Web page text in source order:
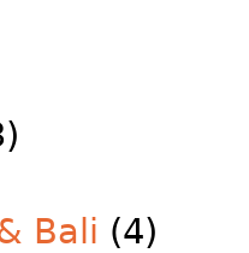
Bali (4)